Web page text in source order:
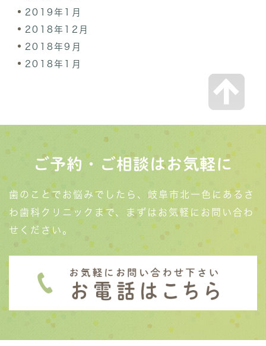
2019年1月
2018年12月
2018年9月
2018年1月
ご予約・ご相談はお気軽に
歯のことでお悩みでしたら、岐阜市北一色にあるさ
わ歯科クリニックまで、まずはお気軽にお問い合わ
せください。